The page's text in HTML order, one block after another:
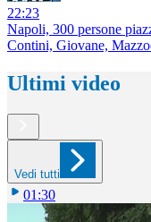
22:23
Napoli, 300 persone
Contini, Giovane,
Ultimi video
Vedi tutti
01:30